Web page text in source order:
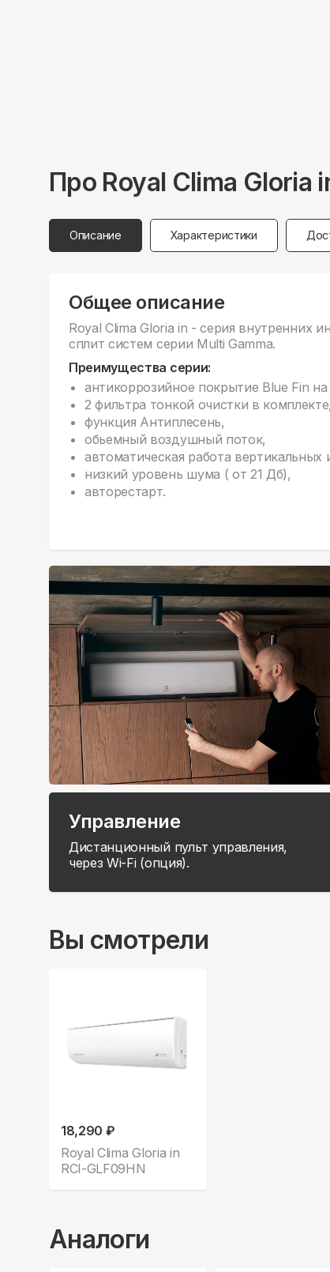
Про Royal Clima Gloria
Описание Характеристики
Общее описание
Royal Clima Gloria in - серия внyтренних
сплит систем серии Multi Gamma.
Преимущества серии:
антикоррозийное покрытие Blue Fin на
2 фильтра тонкой очистки в комплекте,
функция Антиплесень,
обьемный воздушный поток,
автоматическая работа
низкий уровень шума ( от 21 Дб),
авторестарт.
Управление
Дистанционный пульт управления,
через Wi-Fi (опция).
Вы смотрели
18,290 ₽
Royal Clima Gloria in
RCI-GLF09HN
Аналоги